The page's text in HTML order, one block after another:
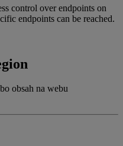
control over endpoints on
endpoints can be reached.
obsah na webu